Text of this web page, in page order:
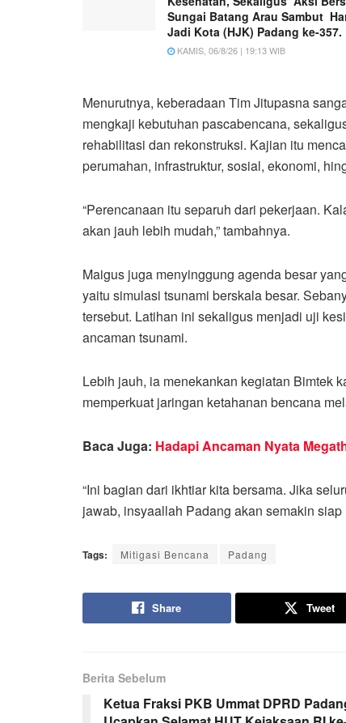
Sungai Batang Arau Sambut
Jadi Kota (HJK) Padang ke-357.
KAMIS, 06/8/26 | 19:13 WIB
Menurutnya, keberadaan Tim Jitupasna
mengkaji kebutuhan pascabencana,
rehabilitasi dan rekonstruksi. Kajian itu
perumahan, infrastruktur, sosial, ekonomi,
“Perencanaan itu separuh dari pekerjaan.
akan jauh lebih mudah,” tambahnya.
Maigus juga menyinggung agenda besar
yaitu simulasi tsunami berskala besar.
tersebut. Latihan ini sekaligus menjadi uji
ancaman tsunami.
Lebih jauh, ia menekankan kegiatan Bimtek
memperkuat jaringan ketahanan bencana
Baca Juga: Hadapi Ancaman Nyata
“Ini bagian dari ikhtiar kita bersama. Jika
jawab, insyaallah Padang akan semakin
Tags: Mitigasi Bencana Padang
Share Tweet
Berita Sebelum
Ketua Fraksi PKB Ummat DPRD